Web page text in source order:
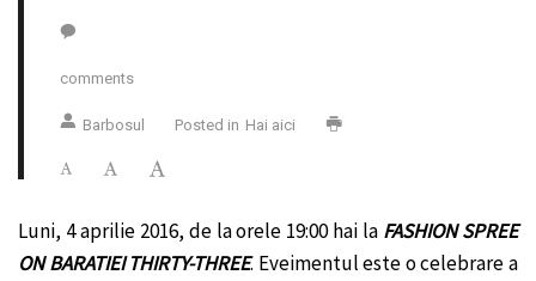
comments
Barbosul Posted in Hai aici
Luni, 4 aprilie 2016, de la orele 19:00 hai la FASHION SPREE
ON BARATIEI THIRTY-THREE. Eveimentul este o celebrare a